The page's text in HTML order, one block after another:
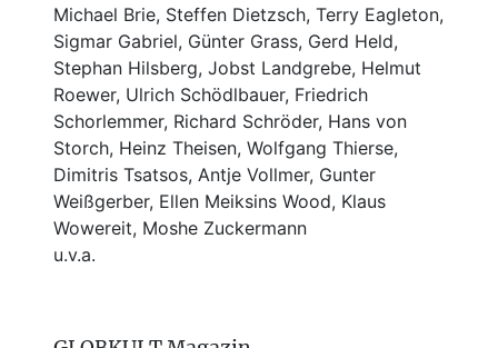
Michael Brie, Steffen Dietzsch, Terry Eagleton,
Sigmar Gabriel, Günter Grass, Gerd Held,
Stephan Hilsberg, Jobst Landgrebe, Helmut
Roewer, Ulrich Schödlbauer, Friedrich
Schorlemmer, Richard Schröder, Hans von
Storch, Heinz Theisen, Wolfgang Thierse,
Dimitris Tsatsos, Antje Vollmer, Gunter
Weißgerber, Ellen Meiksins Wood, Klaus
Wowereit, Moshe Zuckermann
u.v.a.